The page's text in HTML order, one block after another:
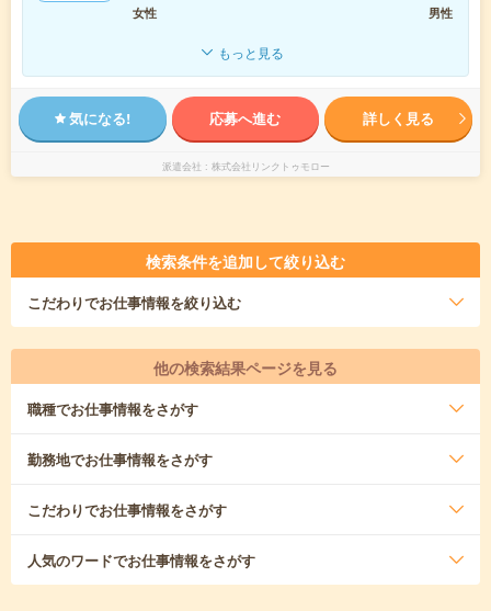
女性
男性
もっと見る
気になる! 応募へ進む 詳しく見る
派遣会社 株式会社リンクトゥモロー
検索条件を追加して絞り込む
こだわりでお仕事情報を絞り込む
他の検索結果ページを見る
職種でお仕事情報をさがす
勤務地でお仕事情報をさがす
こだわりでお仕事情報をさがす
人気のワードでお仕事情報をさがす